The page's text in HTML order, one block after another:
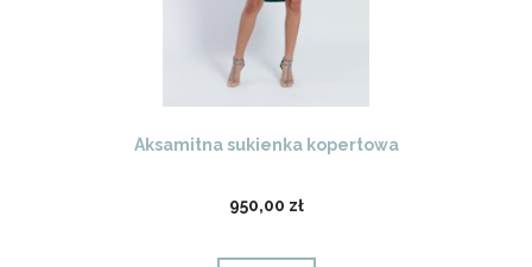
Aksamitna sukienka kopertowa
950,00 zł